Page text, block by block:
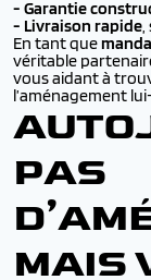
- Garantie
- Livraison rapide,
En tant que
véritable
vous aidant à
l’aménagement
PAS
MAIS